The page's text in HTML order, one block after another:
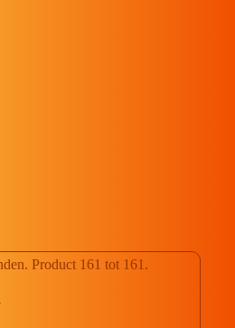
Product 161 tot 161.